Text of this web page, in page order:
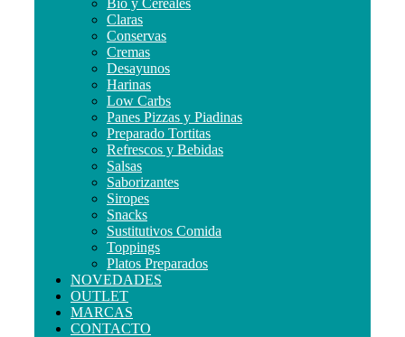
Bio y Cereales
Claras
Conservas
Cremas
Desayunos
Harinas
Low Carbs
Panes Pizzas y Piadinas
Preparado Tortitas
Refrescos y Bebidas
Salsas
Saborizantes
Siropes
Snacks
Sustitutivos Comida
Toppings
Platos Preparados
NOVEDADES
OUTLET
MARCAS
CONTACTO